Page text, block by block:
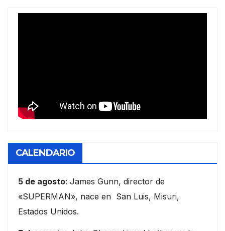
CALENDARIO
5 de agosto: James Gunn, director de
«SUPERMAN», nace en San Luis, Misuri,
Estados Unidos.